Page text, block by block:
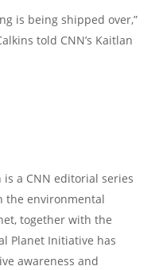
is being shipped over,”
told CNN’s Kaitlan
is a CNN editorial series
the environmental
together with the
Planet Initiative has
awareness and